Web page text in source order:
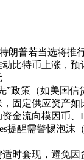
朗普若当选将推
比特币上涨，预
”政策（如美国信
固定供应资产如
金流向模因币、
提醒需警惕泡沫
时套现，避免因